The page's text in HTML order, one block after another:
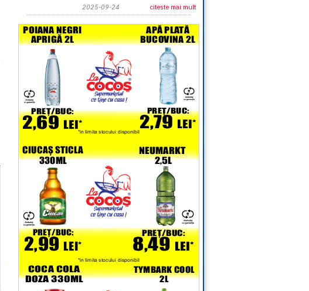
2025-09-24 citeste mai mult